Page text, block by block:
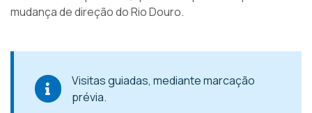
mudança de direção do Rio Douro.
Visitas guiadas, mediante marcação
prévia.